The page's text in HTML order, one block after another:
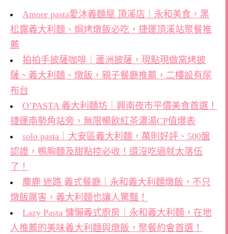
Amore pasta愛沐義麵屋 頂溪店｜永和美食，黑
松露義大利麵、焗烤燉飯必吃，捷運頂溪站聚餐推
薦
拍拍手披薩咖啡｜蘆洲披薩，現點現做窯烤披
薩、義大利麵、燉飯，親子餐廳推薦，二樓設有尿
布台
O’PASTA 義大利麵坊｜興南夜市平價美食首選！
捷運南勢角站旁，無限暢飲紅茶濃湯CP值爆表
solo pasta｜大安區義大利麵，萬則好評、500盤
認證，鴨胸麵及甜點控必收！還沒吃過就太落伍
了！
麋鹿 迷路 義式餐廳｜永和義大利麵燉飯，不只
燉飯厲害，義大利麵也讓人驚豔！
Lazy Pasta 慵懶義式廚房｜永和義大利麵，在地
人推薦的美味義大利麵與燉飯，聚餐約會首選！